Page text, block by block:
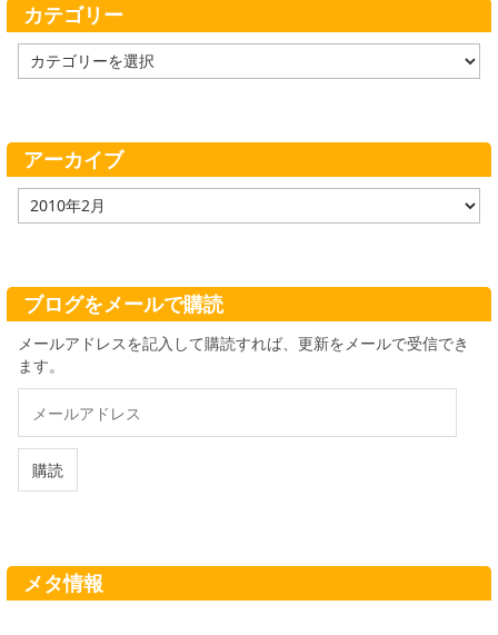
カテゴリー
テ
ー
アーカイブ
ア
ー
ブ
ブログをメールで購読
メールアドレスを記入して購読すれば、更新をメールで受信でき
ます。
ル
ド
購読
メタ情報